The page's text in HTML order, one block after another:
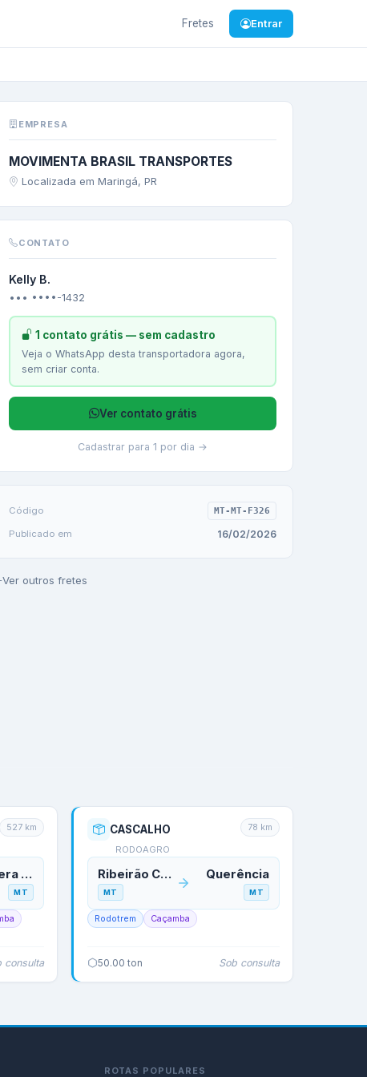
Fretes Entrar
MT—PRODUTO
EMPRESA
MOVIMENTA BRASIL TRANSPORTES
Localizada em Maringá, PR
CONTATO
Kelly B.
••• ••••-1432
1 contato grátis — sem cadastro
Veja o WhatsApp desta transportadora agora,
sem criar conta.
Ver contato grátis
Cadastrar para 1 por dia →
Código MT-MT-F326
Publicado em 16/02/2026
Ver outros fretes
527 km
Primavera do Leste
MT
consulta
CASCALHO
RODOAGRO
78 km
Ribeirão Cascalheira
MT
Querência
MT
Rodotrem Caçamba
50.00 ton Sob consulta
ROTAS POPULARES